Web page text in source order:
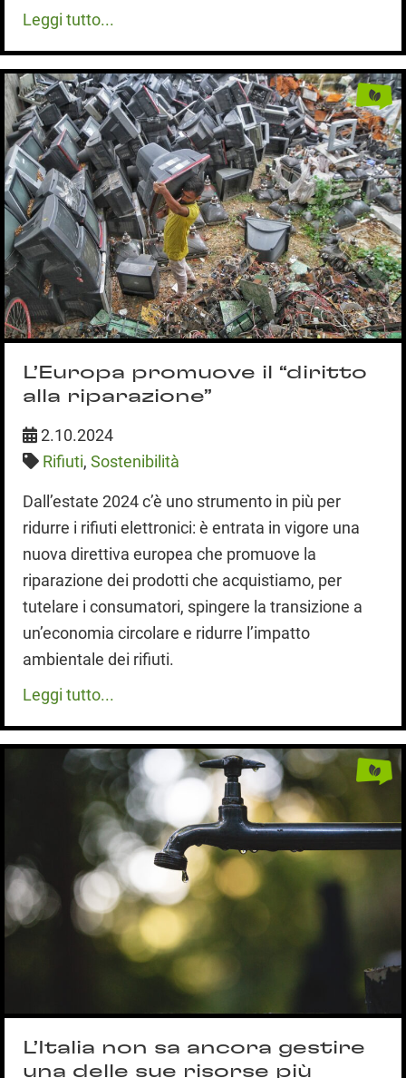
Leggi tutto...
L’Europa promuove il “diritto
alla riparazione”
2.10.2024
Rifiuti, Sostenibilità
Dall’estate 2024 c’è uno strumento in più per
ridurre i rifiuti elettronici: è entrata in vigore una
nuova direttiva europea che promuove la
riparazione dei prodotti che acquistiamo, per
tutelare i consumatori, spingere la transizione a
un’economia circolare e ridurre l’impatto
ambientale dei rifiuti.
Leggi tutto...
L’Italia non sa ancora gestire
una delle sue risorse più